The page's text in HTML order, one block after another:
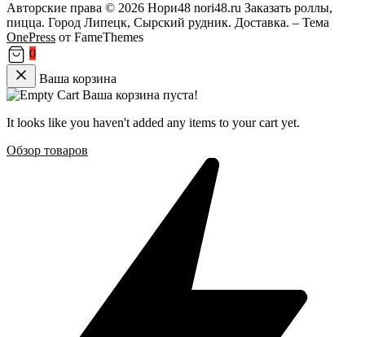
Авторские права © 2026 Нори48 nori48.ru Заказать роллы,
пицца. Город Липецк, Сырский рудник. Доставка. – Тема
OnePress от FameThemes
0
Ваша корзина
Ваша корзина пуста!
It looks like you haven't added any items to your cart yet.
Обзор товаров